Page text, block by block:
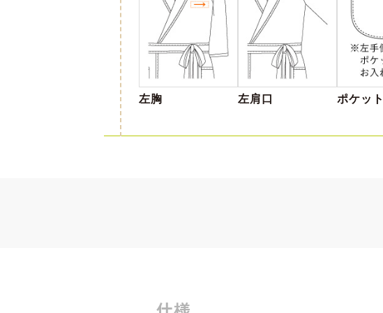
左胸 左肩口 ポケッ